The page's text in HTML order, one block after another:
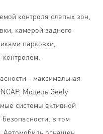
контроля слепых зон,
камерой заднего
парковки,
- максимальная
Модель Geely
системы активной
в том
Автомобиль оснащен